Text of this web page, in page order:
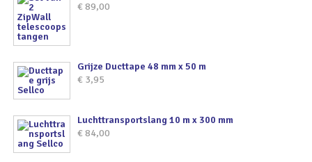
€ 89,00
Grijze Ducttape 48 mm x 50 m
€ 3,95
Luchttransportslang 10 m x 300 mm
€ 84,00